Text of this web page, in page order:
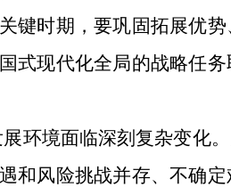
键时期，要巩固拓展优
式现代化全局的战略任
展环境面临深刻复杂变
和风险挑战并存、不确